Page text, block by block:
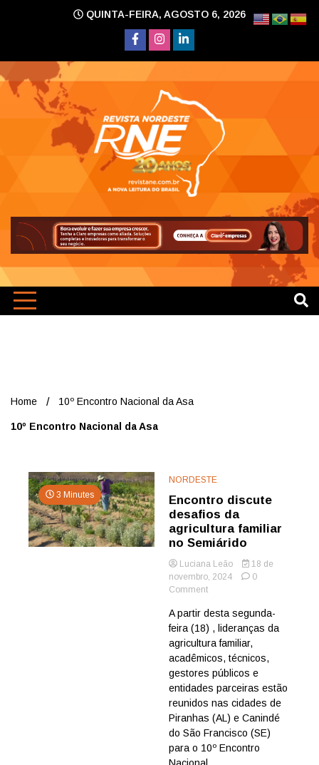
QUINTA-FEIRA, AGOSTO 6, 2026
Home 10º Encontro Nacional da Asa
10º Encontro Nacional da Asa
3 Minutes
NORDESTE
Encontro discute
desafios da
agricultura familiar
no Semiárido
Luciana Leão
18 de
novembro, 2024
0
Commenton
discute
desafios
da
agricultura
familiar
no
Semiárido
A partir desta segunda-
feira (18) , lideranças da
agricultura familiar,
acadêmicos, técnicos,
gestores públicos e
entidades parceiras estão
reunidos nas cidades de
Piranhas (AL) e Canindé
do São Francisco (SE)
para o 10º Encontro
Nacional...